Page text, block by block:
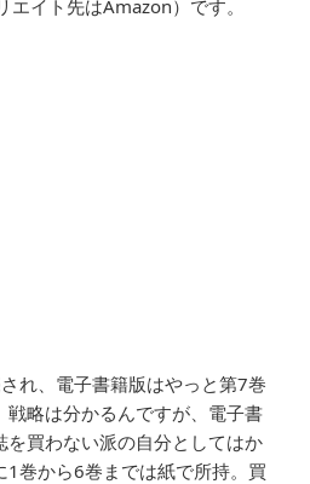
エイト先はAmazon）です。
れ、電子書籍版はやっと第7巻
戦略は分かるんですが、電子書
を買わない派の自分としてはか
1巻から6巻までは紙で所持。買